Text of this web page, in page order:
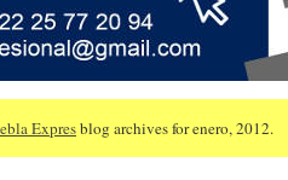
Expresblog archives for enero, 2012.